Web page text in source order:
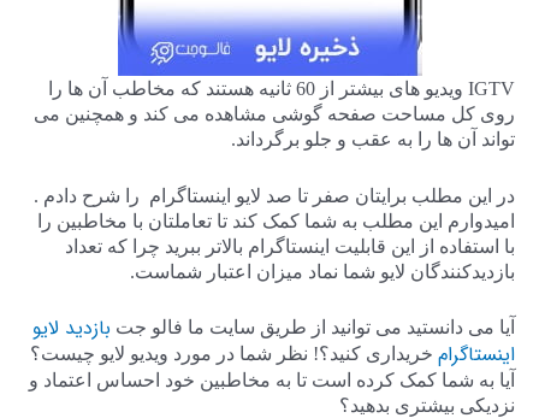
IGTV ویدیو های بیشتر از 60 ثانیه هستند که مخاطب آن ها را
روی کل مساحت صفحه گوشی مشاهده می کند و همچنین می
تواند آن ها را به عقب و جلو برگرداند.
در این مطلب برایتان صفر تا صد لایو اینستاگرام را شرح دادم .
امیدوارم این مطلب به شما کمک کند تا تعاملتان با مخاطبین را
با استفاده از این قابلیت اینستاگرام بالاتر ببرید چرا که تعداد
بازدیدکنندگان لایو شما نماد میزان اعتبار شماست.
آیا می دانستید می توانید از طریق سایت ما فالو جت بازدید لایو
اینستاگرام خریداری کنید؟! نظر شما در مورد ویدیو لایو چیست؟
آیا به شما کمک کرده است تا به مخاطبین خود احساس اعتماد و
نزدیکی بیشتری بدهید؟